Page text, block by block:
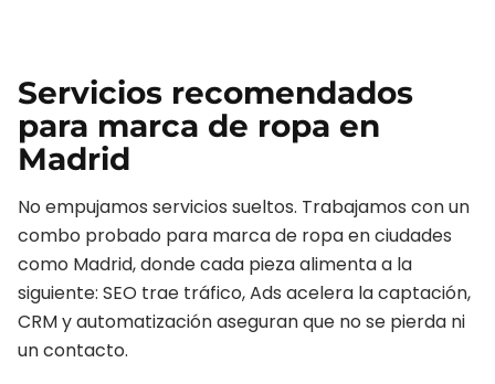
Servicios recomendados
para marca de ropa en
Madrid
No empujamos servicios sueltos. Trabajamos con un
combo probado para marca de ropaen ciudades
como Madrid, donde cada pieza alimenta a la
siguiente: SEO trae tráfico, Ads acelera la captación,
CRM y automatización aseguran que no se pierda ni
un contacto.